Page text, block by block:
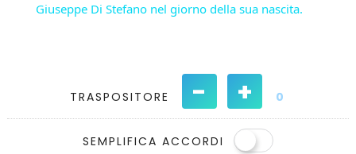
Giuseppe Di Stefano nel giorno della sua nascita.
TRASPOSITORE - + 0
SEMPLIFICA ACCORDI